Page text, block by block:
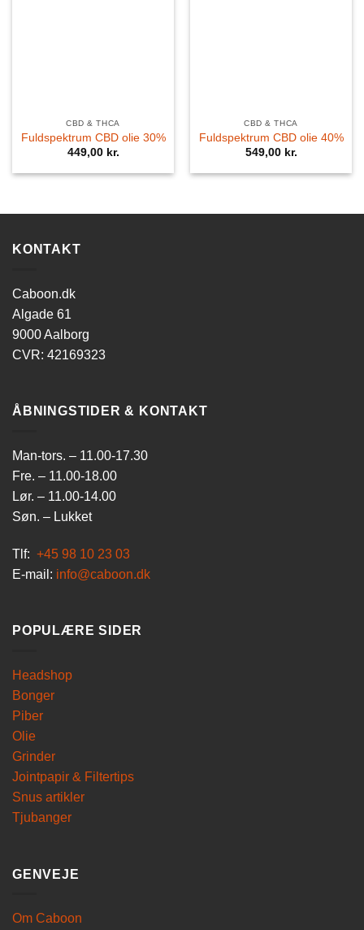
CBD & THCA
Fuldspektrum CBD olie 30%
449,00 kr.
CBD & THCA
Fuldspektrum CBD olie 40%
549,00 kr.
KONTAKT
Caboon.dk
Algade 61
9000 Aalborg
CVR: 42169323
ÅBNINGSTIDER & KONTAKT
Man-tors. – 11.00-17.30
Fre. – 11.00-18.00
Lør. – 11.00-14.00
Søn. – Lukket
Tlf: +45 98 10 23 03
E-mail: info@caboon.dk
POPULÆRE SIDER
Headshop
Bonger
Piber
Olie
Grinder
Jointpapir & Filtertips
Snus artikler
Tjubanger
GENVEJE
Om Caboon